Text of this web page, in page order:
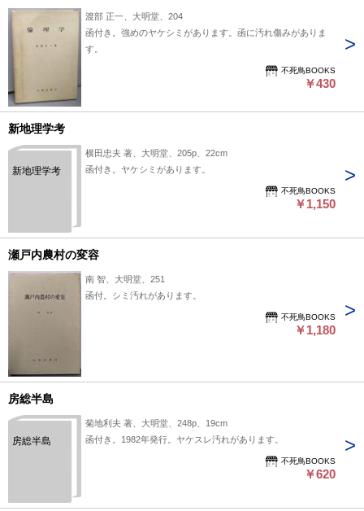
渡部 正一、大明堂、204
函付き。強めのヤケシミがあります。函に汚れ傷みがありま
す。
不死鳥BOOKS
￥430
新地理学考
新地理学考
横田忠夫 著、大明堂、205p、22cm
函付き。ヤケシミがあります。
不死鳥BOOKS
￥1,150
瀬戸内農村の変容
南 智、大明堂、251
函付。シミ汚れがあります。
不死鳥BOOKS
￥1,180
房総半島
房総半島
菊地利夫 著、大明堂、248p、19cm
函付き。1982年発行。ヤケスレ汚れがあります。
不死鳥BOOKS
￥620